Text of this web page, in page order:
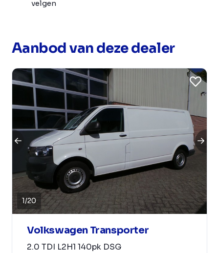
velgen
Aanbod van deze dealer
1/20
Volkswagen Transporter
2.0 TDI L2H1 140pk DSG